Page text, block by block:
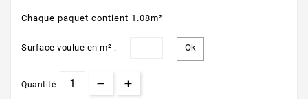
Chaque paquet contient 1.08m²
Surface voulue en m² :
Quantité